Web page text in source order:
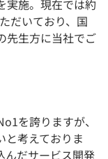
実施。現在では約
だいており、国
先生方に当社でご
を誇りますが、
と考えておりま
んだサービス開発